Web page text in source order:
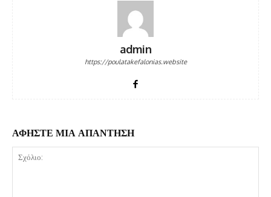
admin
https://poulatakefalonias.website
ΑΦΗΣΤΕ ΜΙΑ ΑΠΑΝΤΗΣΗ